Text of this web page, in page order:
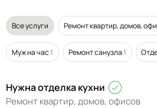
Все услуги Ремонт квартир, домов,
Муж на час1 Ремонт санузла1
Нужна отделка кухни
Ремонт квартир, домов, офисов